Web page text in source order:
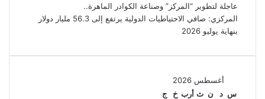
عاجلة لتطوير “المركز” وصناعة الكوادر الماهرة..
المركزي: صافي الاحتياطيات الدولية يرتفع إلى 56.3 مليار دولار
بنهاية يوليو 2026
أغسطس 2026
س د ن ث أرب خ
ج